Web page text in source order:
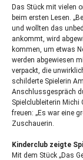
Das Stück mit vielen
beim ersten Lesen.
und wollten das
ankommt, wird
kommen, um etwas
werden abgewiesen
verpackt, die
schilderte Spielerin
Anschlussgespräch
Spielclubleiterin Michi
freuen: „Es war eine
Zuschauerin.
Kinderclub zeigte
Mit dem Stück „Das